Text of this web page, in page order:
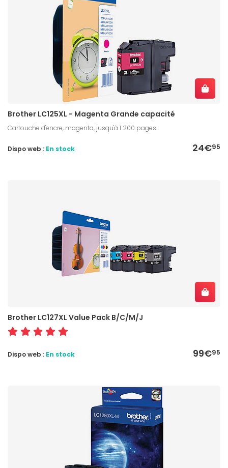
Brother LC125XL - Magenta Grande capacité
Cartouche d'encre, magenta, jusqu'à 1 200 pages
24€95
Dispo web : En stock
Brother LC127XL Value Pack B/C/M/J
99€95
Dispo web : En stock